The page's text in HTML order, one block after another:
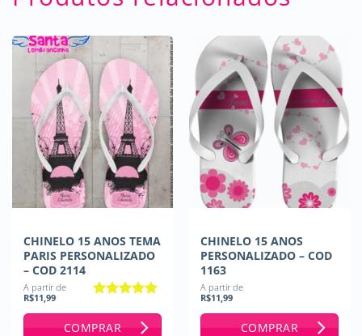
CHINELO 15 ANOS TEMA
PARIS PERSONALIZADO
– COD 2114
A partir de
R$11,99
COMPRAR
CHINELO 15 ANOS
PERSONALIZADO – COD
1163
A partir de
R$11,99
COMPRAR